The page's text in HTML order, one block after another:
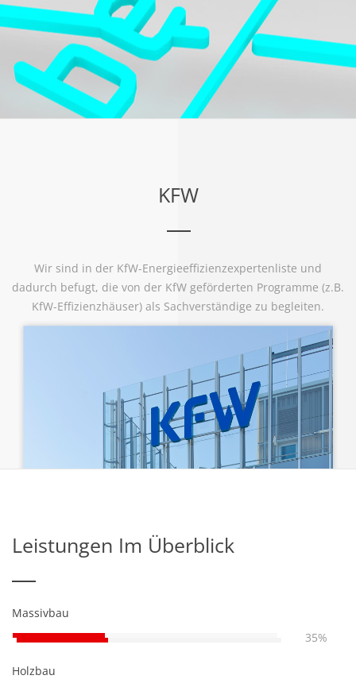
KFW
Wir sind in der KfW-Energieeffizienzexpertenliste und
dadurch befugt, die von der KfW geförderten Programme (z.B.
KfW-Effizienzhäuser) als Sachverständige zu begleiten.
Leistungen Im Überblick
Massivbau
35%
Holzbau